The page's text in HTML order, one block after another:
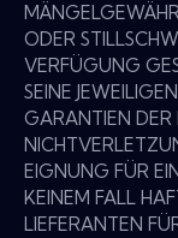
ODER
VERFÜGUNG
SEINE
GARANTIEN DER
EIGNUNG FÜR
KEINEM FALL
LIEFERANTEN